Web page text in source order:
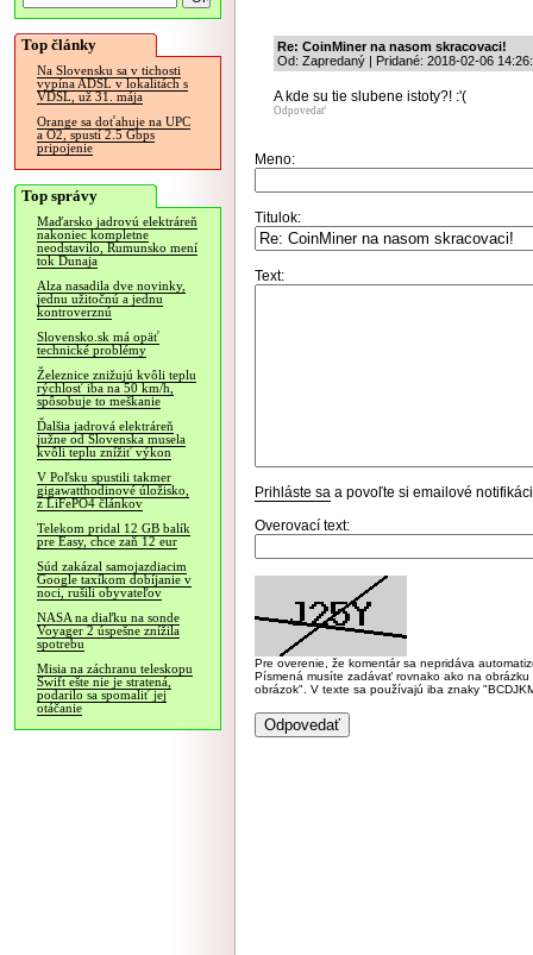
Top články
Na Slovensku sa v tichosti
vypína ADSL v lokalitách s
VDSL, už 31. mája
Orange sa doťahuje na UPC
a O2, spustí 2.5 Gbps
pripojenie
Top správy
Maďarsko jadrovú elektráreň
nakoniec kompletne
neodstavilo, Rumunsko mení
tok Dunaja
Alza nasadila dve novinky,
jednu užitočnú a jednu
kontroverznú
Slovensko.sk má opäť
technické problémy
Železnice znižujú kvôli teplu
rýchlosť iba na 50 km/h,
spôsobuje to meškanie
Ďalšia jadrová elektráreň
južne od Slovenska musela
kvôli teplu znížiť výkon
V Poľsku spustili takmer
gigawatthodinové úložisko,
z LiFePO4 článkov
Telekom pridal 12 GB balík
pre Easy, chce zaň 12 eur
Súd zakázal samojazdiacim
Google taxíkom dobíjanie v
noci, rušili obyvateľov
NASA na diaľku na sonde
Voyager 2 úspešne znížila
spotrebu
Misia na záchranu teleskopu
Swift ešte nie je stratená,
podarilo sa spomaliť jej
otáčanie
Re: CoinMiner na nasom skracovaci!
Od: Zapredaný | Pridané: 2018-02-06
A kde su tie slubene istoty?! :'(
Odpovedať
Meno:
Titulok:
Text:
Prihláste sa a povoľte si emailové
Overovací text:
Pre overenie, že komentár sa nepridáva
Písmená musíte zadávať rovnako ako na
obrázok". V texte sa používajú iba znaky